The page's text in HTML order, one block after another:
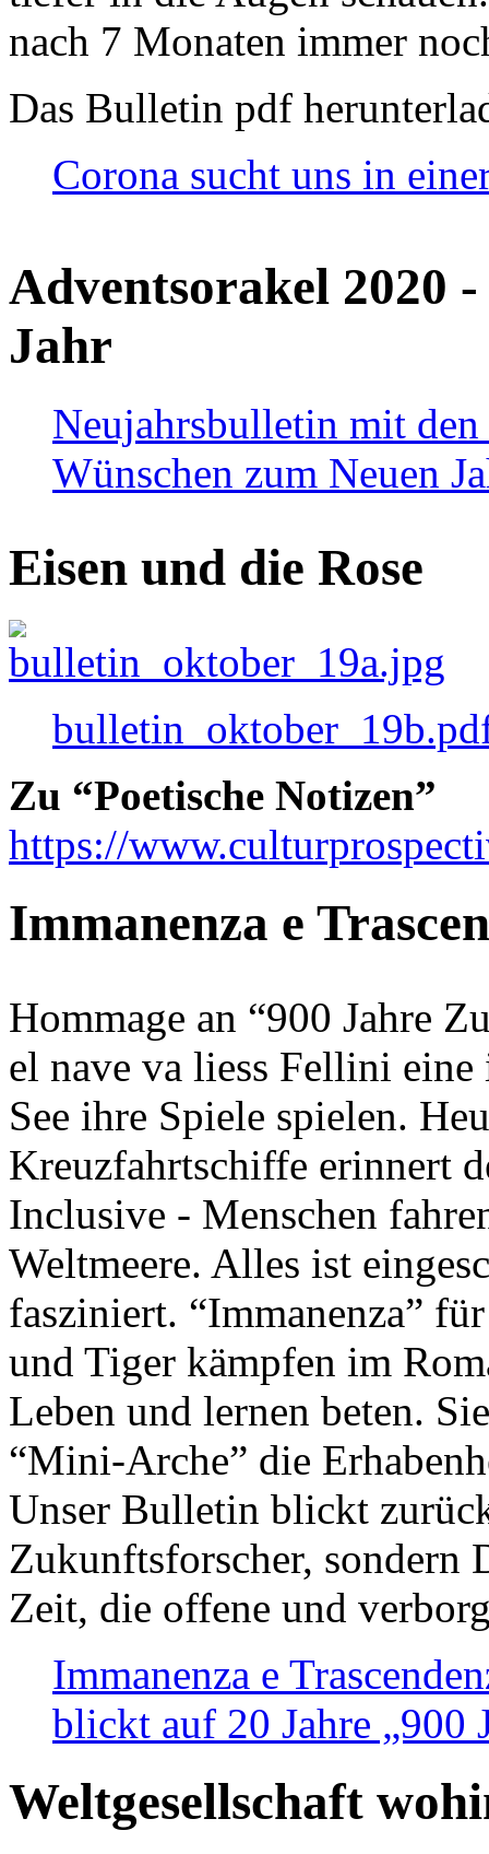
nach 7 Monaten immer
Das Bulletin pdf
Corona sucht uns in
Adventsorakel 2020
Jahr
Neujahrsbulletin mit den
Wünschen zum Neuen
Eisen und die Rose
Zu “Poetische Notizen”
https://
Immanenza e
Hommage an “900 Jahre
el nave va liess Fellini
See ihre Spiele spielen.
Kreuzfahrtschiffe erinnert
Inclusive - Menschen
Weltmeere. Alles ist
fasziniert. “Immanenza”
und Tiger kämpfen im
Leben und lernen beten.
“Mini-Arche” die
Unser Bulletin blickt
Zukunftsforscher, sondern
Zeit, die offene und
Immanenza e
blickt auf 20 Jahre „900
Weltgesellschaft